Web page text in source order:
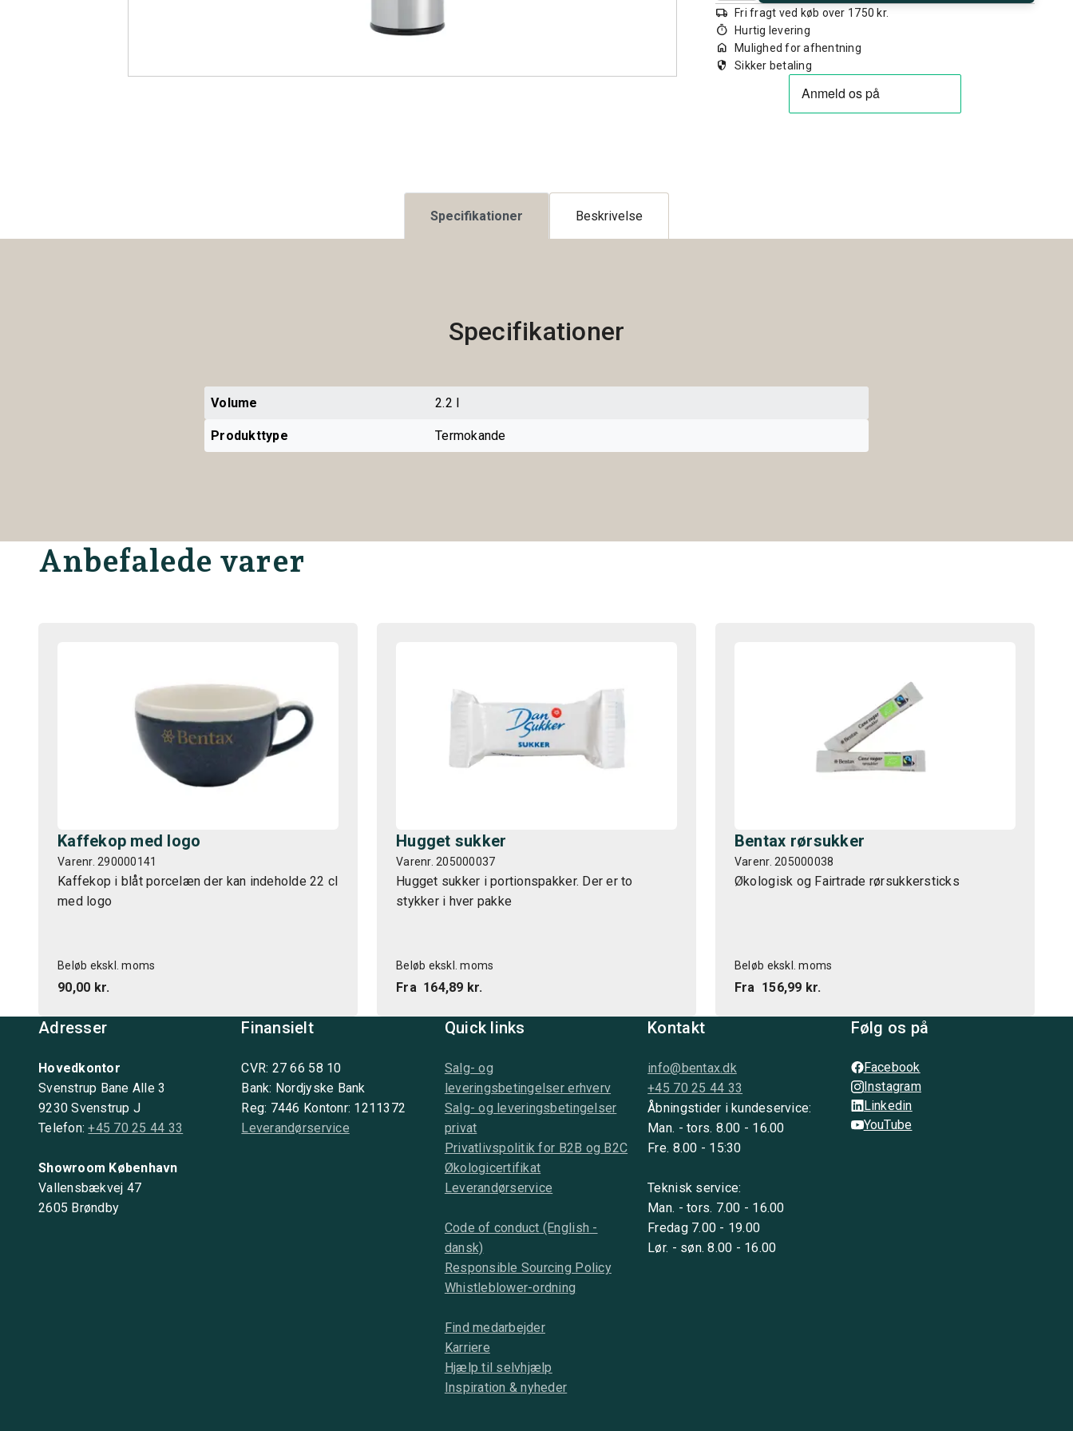
local_shipping Fri fragt ved køb over 1750 kr.
timer Hurtig levering
home Mulighed for afhentning
security Sikker betaling
Specifikationer Beskrivelse
Specifikationer
Volume 2.2 l
Produkttype Termokande
Anbefalede varer
Kaffekop med logo
Varenr. 290000141
Kaffekop i blåt porcelæn der kan indeholde 22 cl
med logo
Beløb ekskl. moms
90,00 kr.
Hugget sukker
Varenr. 205000037
Hugget sukker i portionspakker. Der er to
stykker i hver pakke
Beløb ekskl. moms
Fra 164,89 kr.
Bentax rørsukker
Varenr. 205000038
Økologisk og Fairtrade rørsukkersticks
Beløb ekskl. moms
Fra 156,99 kr.
Adresser
Hovedkontor
Svenstrup Bane Alle 3
9230 Svenstrup J
Telefon:+45 70 25 44 33
Showroom København
Vallensbækvej 47
2605 Brøndby
Finansielt
CVR: 27 66 58 10
Bank: Nordjyske Bank
Reg: 7446 Kontonr: 1211372
Leverandørservice
Quick links
Salg- og
leveringsbetingelser erhverv
Salg- og leveringsbetingelser
privat
Privatlivspolitik for B2B og B2C
Økologicertifikat
Leverandørservice
Code of conduct (English -
dansk)
Responsible Sourcing Policy
Whistleblower-ordning
Find medarbejder
Karriere
Hjælp til selvhjælp
Inspiration & nyheder
Kontakt
info@bentax.dk
+45 70 25 44 33
Åbningstider i kundeservice:
Man. - tors. 8.00 - 16.00
Fre. 8.00 - 15:30
Teknisk service:
Man. - tors. 7.00 - 16.00
Fredag 7.00 - 19.00
Lør. - søn. 8.00 - 16.00
Følg os på
Facebook
Instagram
Linkedin
YouTube